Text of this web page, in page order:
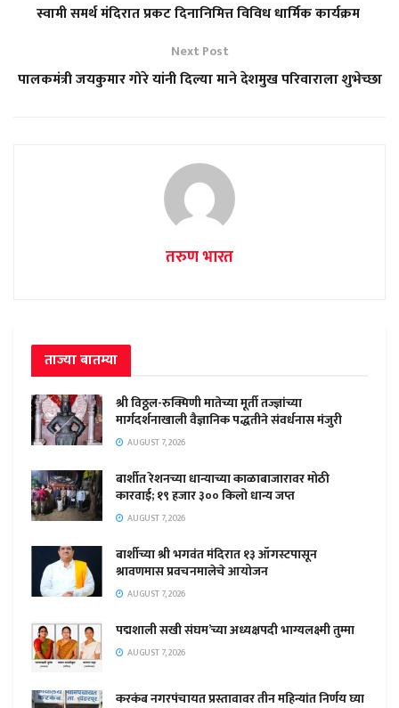
स्वामी समर्थ मंदिरात प्रकट दिनानिमित्त विविध धार्मिक कार्यक्रम
Next Post
पालकमंत्री जयकुमार गोरे यांनी दिल्या माने देशमुख परिवाराला शुभेच्छा
तरुण भारत
ताज्या बातम्या
श्री विठ्ठल-रुक्मिणी मातेच्या मूर्ती तज्ज्ञांच्या
मार्गदर्शनाखाली वैज्ञानिक पद्धतीने संवर्धनास मंजुरी
AUGUST 7, 2026
बार्शीत रेशनच्या धान्याच्या काळाबाजारावर मोठी
कारवाई; १९ हजार ३०० किलो धान्य जप्त
AUGUST 7, 2026
बार्शीच्या श्री भगवंत मंदिरात १३ ऑगस्टपासून
श्रावणमास प्रवचनमालेचे आयोजन
AUGUST 7, 2026
पद्मशाली सखी संघम’च्या अध्यक्षपदी भाग्यलक्ष्मी तुम्मा
AUGUST 7, 2026
करकंब नगरपंचायत प्रस्तावावर तीन महिन्यांत निर्णय घ्या